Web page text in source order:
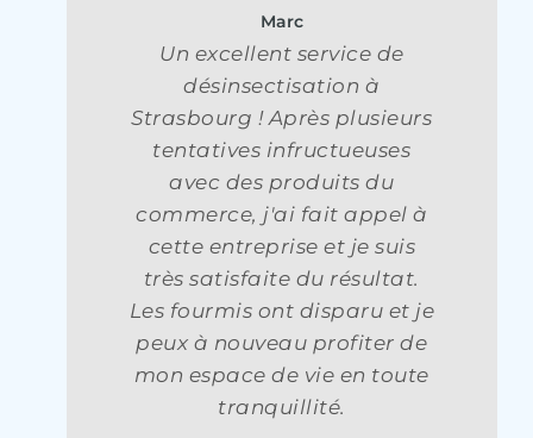
J'avais un sérieux problème
de fourmis dans ma maison,
mais l'équipe de
désinsectisation a été
incroyablement efficace. Ils
ont utilisé des méthodes
sûres pour ma famille et mes
animaux de compagnie, et
ont pris le temps d'expliquer
chaque étape du processus.
Je suis très impressionné par
leur professionnalisme et